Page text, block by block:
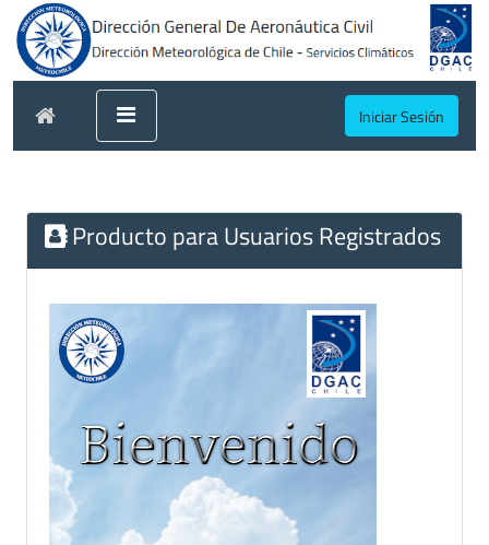
Iniciar Sesión
Producto para Usuarios Registrados